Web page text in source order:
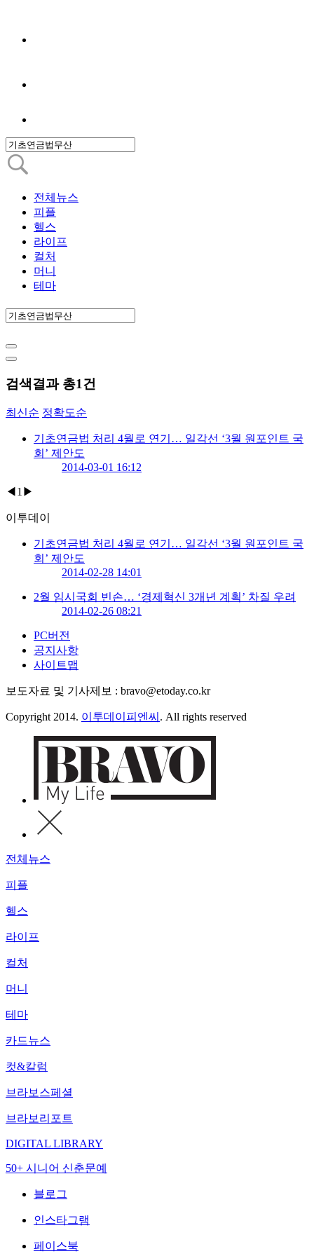
전체뉴스
피플
헬스
라이프
컬처
머니
테마
검색결과 총1건
최신순 정확도순
기초연금법 처리 4월로 연기… 일각선 ‘3월 원포인트 국
회’ 제안도
2014-03-01 16:12
◀ 1 ▶
이투데이
기초연금법 처리 4월로 연기… 일각선 ‘3월 원포인트 국
회’ 제안도
2014-02-28 14:01
2월 임시국회 빈손… ‘경제혁신 3개년 계획’ 차질 우려
2014-02-26 08:21
PC버전
공지사항
사이트맵
보도자료 및 기사제보 : bravo@etoday.co.kr
Copyright 2014. 이투데이피엔씨 . All rights reserved
전체뉴스
피플
헬스
라이프
컬처
머니
테마
카드뉴스
컷&칼럼
브라보스페셜
브라보리포트
DIGITAL LIBRARY
50+ 시니어 신춘문예
블로그
인스타그램
페이스북